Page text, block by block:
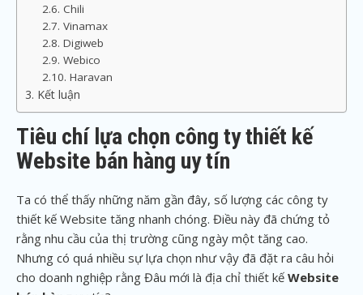
Chili
Vinamax
Digiweb
Webico
Haravan
Kết luận
Tiêu chí lựa chọn công ty thiết kế
Website bán hàng uy tín
Ta có thể thấy những năm gần đây, số lượng các công ty
thiết kế Website tăng nhanh chóng. Điều này đã chứng tỏ
rằng nhu cầu của thị trường cũng ngày một tăng cao.
Nhưng có quá nhiều sự lựa chọn như vậy đã đặt ra câu hỏi
cho doanh nghiệp rằng Đâu mới là địa chỉ thiết kế Website